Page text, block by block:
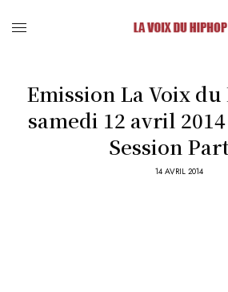
Emission La Voix
samedi 12 avril
Session
14 AVRIL 2014